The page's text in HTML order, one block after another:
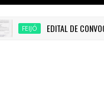
EDITAL DE CONVOCAÇÃO FEC